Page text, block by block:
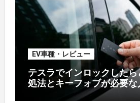
EV車種・レビュー
テスラでインロックした
処法とキーフォブが必要